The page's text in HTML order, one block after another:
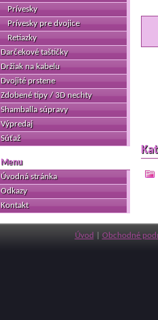
Prívesky
Prívesky pre dvojice
Retiazky
Darčekové taštičky
Držiak na kabelu
Dvojité prstene
Zdobené tipy / 3D nechty
Shamballa súpravy
Výpredaj
Súťaž
Menu
Úvodná stránka
Odkazy
Kontakt
Úvod Obchodné